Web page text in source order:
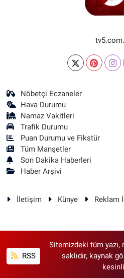
Nöbetçi Eczaneler
Hava Durumu
Namaz Vakitleri
Trafik Durumu
Puan Durumu ve Fikstür
Tüm Manşetler
Son Dakika Haberleri
Haber Arşivi
İletişim Künye Reklam
RSS
Sitemizdeki tüm yazı,
saklıdır, kaynak